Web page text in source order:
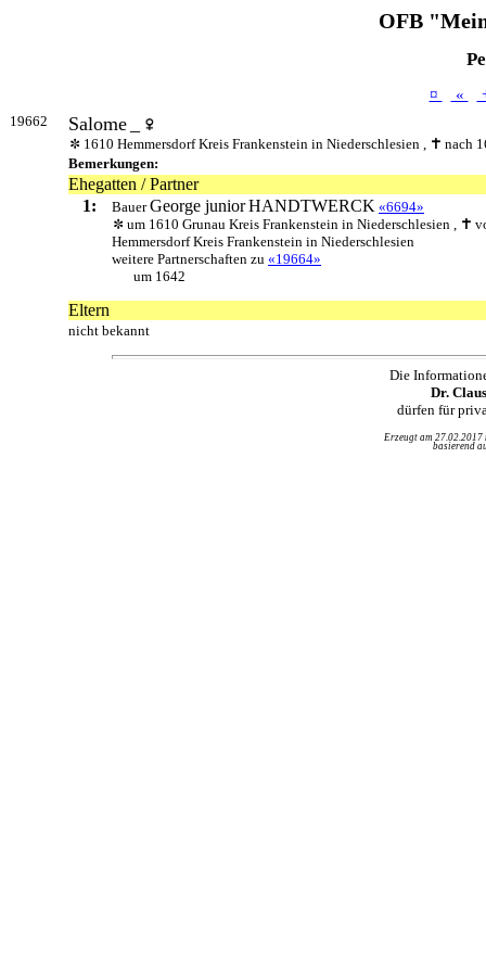
OFB
¤ «
19662 Salome
1610 Hemmersdorf Kreis Frankenstein in Niederschlesien ,
nach
Bemerkungen:
Ehegatten / Partner
1:
BauerGeorge juniorHANDTWERCK «6694»
um 1610 Grunau Kreis Frankenstein in Niederschlesien ,
Hemmersdorf Kreis Frankenstein in Niederschlesien
weitere Partnerschaften zu «19664»
um 1642
Eltern
nicht bekannt
Die
Dr.
dürfen für
Erzeugt am
basierend